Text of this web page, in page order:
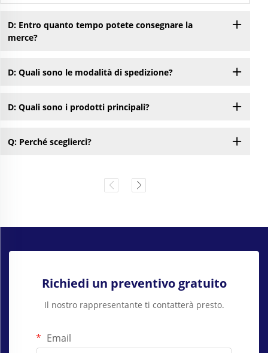
D: Entro quanto tempo potete consegnare la
merce?
D: Quali sono le modalità di spedizione?
D: Quali sono i prodotti principali?
Q: Perché sceglierci?
Richiedi un preventivo gratuito
Il nostro rappresentante ti contatterà presto.
Email